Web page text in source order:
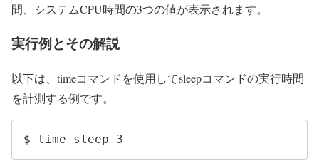
間、システムCPU時間の3つの値が表示されます。
実行例とその解説
以下は、timeコマンドを使用してsleepコマンドの実行時間
を計測する例です。
$ time sleep 3